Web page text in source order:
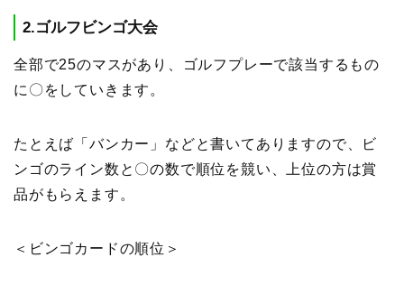
2.ゴルフビンゴ大会
全部で25のマスがあり、ゴルフプレーで該当するもの
に〇をしていきます。
たとえば「バンカー」などと書いてありますので、ビ
ンゴのライン数と〇の数で順位を競い、上位の方は賞
品がもらえます。
＜ビンゴカードの順位＞